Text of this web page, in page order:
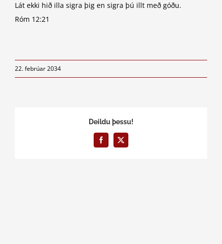
Lát ekki hið illa sigra þig en sigra þú illt með góðu.
Róm 12:21
22. febrúar 2034
Deildu þessu!
Facebook
X